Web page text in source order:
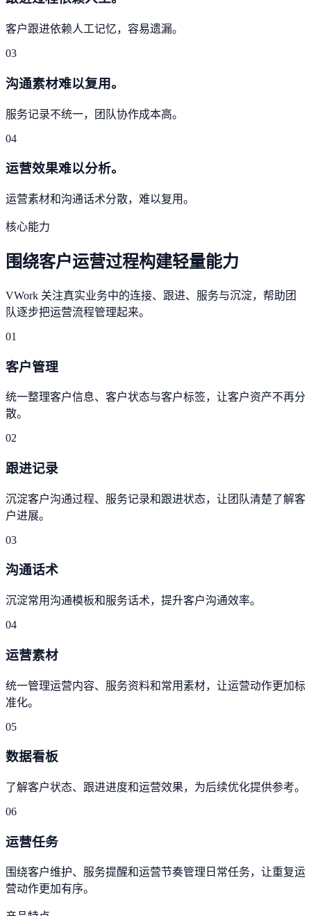
客户跟进依赖人工记忆，容易遗漏。
03
沟通素材难以复用。
服务记录不统一，团队协作成本高。
04
运营效果难以分析。
运营素材和沟通话术分散，难以复用。
核心能力
围绕客户运营过程构建轻量能力
VWork 关注真实业务中的连接、跟进、服务与沉淀，帮助团
队逐步把运营流程管理起来。
01
客户管理
统一整理客户信息、客户状态与客户标签，让客户资产不再分
散。
02
跟进记录
沉淀客户沟通过程、服务记录和跟进状态，让团队清楚了解客
户进展。
03
沟通话术
沉淀常用沟通模板和服务话术，提升客户沟通效率。
04
运营素材
统一管理运营内容、服务资料和常用素材，让运营动作更加标
准化。
05
数据看板
了解客户状态、跟进进度和运营效果，为后续优化提供参考。
06
运营任务
围绕客户维护、服务提醒和运营节奏管理日常任务，让重复运
营动作更加有序。